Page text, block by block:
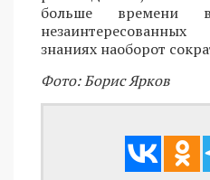
больше времени
знаниях наоборот
Фото: Борис Ярков